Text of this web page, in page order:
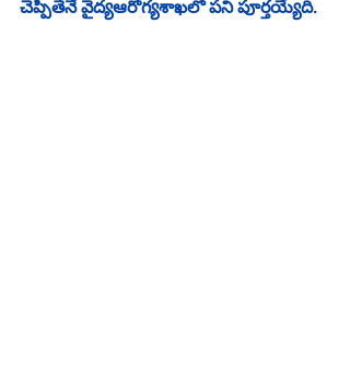
చెప్పితేనే వైద్యఆరోగ్యశాఖలో పని పూర్తయ్యేది.